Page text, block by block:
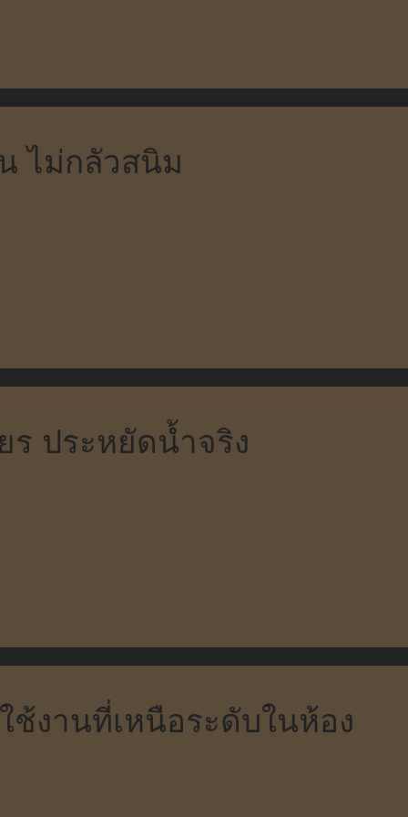
ไม่กลัวสนิม
ร ประหยัดน้ำจริง
งานที่เหนือระดับในห้อง